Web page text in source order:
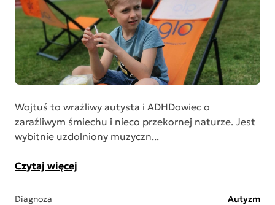
Wojtuś to wrażliwy autysta i ADHDowiec o
zaraźliwym śmiechu i nieco przekornej naturze. Jest
wybitnie uzdolniony muzyczn...
Czytaj więcej
Diagnoza Autyzm